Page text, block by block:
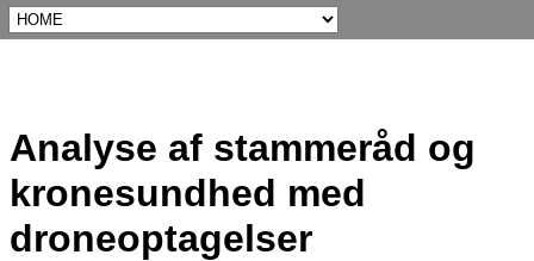
Analyse af stammeråd og
kronesundhed med
droneoptagelser